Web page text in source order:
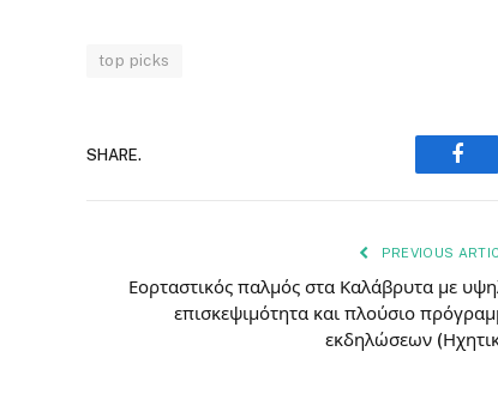
top picks
SHARE.
PREVIOUS
Εορταστικός παλμός στα Καλάβρυτα με
επισκεψιμότητα και πλούσιο
εκδηλώσεων